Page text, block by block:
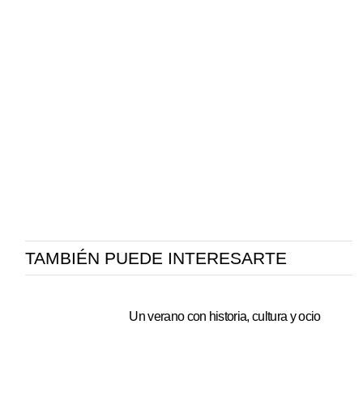
TAMBIÉN PUEDE INTERESARTE
Un verano con historia, cultura y ocio